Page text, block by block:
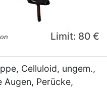
Limit: 80 €
Celluloid, ungem.,
Augen, Perücke,